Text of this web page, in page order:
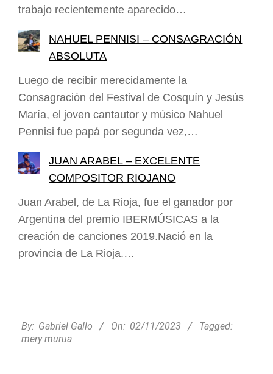
trabajo recientemente aparecido…
NAHUEL PENNISI – CONSAGRACIÓN
ABSOLUTA
Luego de recibir merecidamente la
Consagración del Festival de Cosquín y Jesús
María, el joven cantautor y músico Nahuel
Pennisi fue papá por segunda vez,…
JUAN ARABEL – EXCELENTE
COMPOSITOR RIOJANO
Juan Arabel, de La Rioja, fue el ganador por
Argentina del premio IBERMÚSICAS a la
creación de canciones 2019.Nació en la
provincia de La Rioja.…
11-
02
By: Gabriel Gallo On: 02/11/2023
Tagged:
mery murua